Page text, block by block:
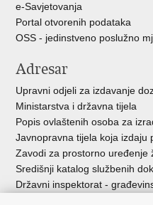
e-Savjetovanja
Portal otvorenih podataka
OSS - jedinstveno poslužno
Adresar
Upravni odjeli za izdavanje
Ministarstva i državna tijela
Popis ovlaštenih osoba za
Javnopravna tijela koja izdaju
Zavodi za prostorno uređenje
Središnji katalog službenih
Državni inspektorat -